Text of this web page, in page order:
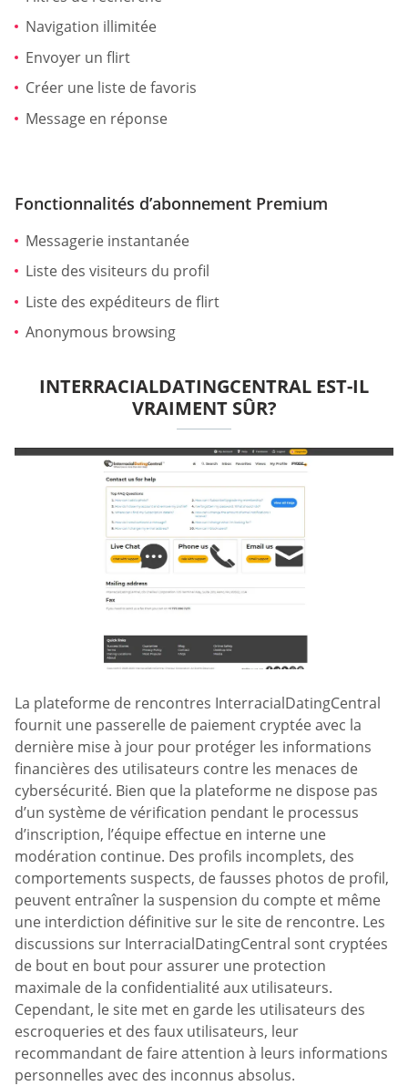
Navigation illimitée
Envoyer un flirt
Créer une liste de favoris
Message en réponse
Fonctionnalités d’abonnement Premium
Messagerie instantanée
Liste des visiteurs du profil
Liste des expéditeurs de flirt
Anonymous browsing
INTERRACIALDATINGCENTRAL EST-IL
VRAIMENT SÛR?
La plateforme de rencontres InterracialDatingCentral
fournit une passerelle de paiement cryptée avec la
dernière mise à jour pour protéger les informations
financières des utilisateurs contre les menaces de
cybersécurité. Bien que la plateforme ne dispose pas
d’un système de vérification pendant le processus
d’inscription, l’équipe effectue en interne une
modération continue. Des profils incomplets, des
comportements suspects, de fausses photos de profil,
peuvent entraîner la suspension du compte et même
une interdiction définitive sur le site de rencontre. Les
discussions sur InterracialDatingCentral sont cryptées
de bout en bout pour assurer une protection
maximale de la confidentialité aux utilisateurs.
Cependant, le site met en garde les utilisateurs des
escroqueries et des faux utilisateurs, leur
recommandant de faire attention à leurs informations
personnelles avec des inconnus absolus.